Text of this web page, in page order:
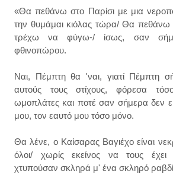
«Θα πεθάνω στο Παρίσι με μια
την θυμάμαι κιόλας τώρα/ Θα πεθάνω
τρέχω να φύγω-/ ίσως, σαν
φθινοπώρου.
Ναι, Πέμπτη θα 'ναι, γιατί Πέμπτη
αυτούς τους στίχους, φόρεσα
ωμοπλάτες και ποτέ σαν σήμερα δεν
μου, τον εαυτό μου τόσο μόνο.
Θα λένε, ο Καίσαρας Βαγιέχο είναι
όλοι/ χωρίς εκείνος να τους έχει
χτυπούσαν σκληρά μ' ένα σκληρό